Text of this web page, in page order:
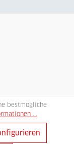
bestmögliche
...